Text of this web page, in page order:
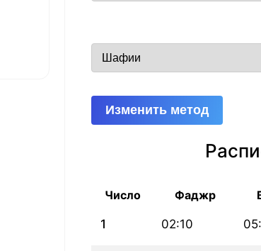
Изменить метод
Число Фаджр
1 02:10